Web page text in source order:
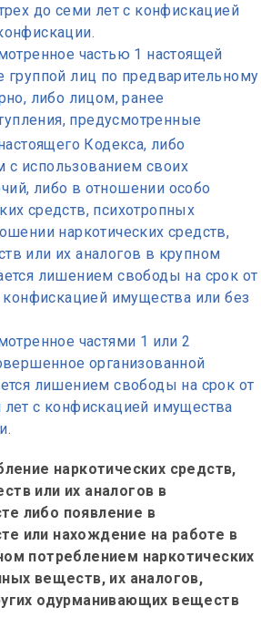
до семи лет с конфискацией
частью 1 настоящей
группой лиц по предварительному
либо лицом, ранее
предусмотренные
Кодекса, либо
использованием своих
либо в отношении особо
средств, психотропных
наркотических средств,
или их аналогов в крупном
лишением свободы на срок от
конфискацией имущества или без
частями 1 или 2
организованной
лишением свободы на срок от
с конфискацией имущества
наркотических средств,
или их аналогов в
либо появление в
или нахождение на работе в
потреблением наркотических
веществ, их аналогов,
одурманивающих веществ